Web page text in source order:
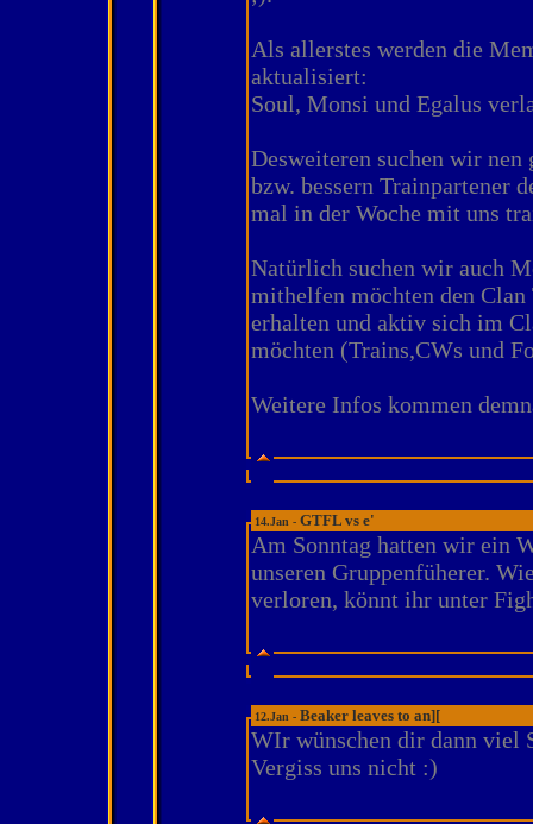
Als allerstes werden die
aktualisiert:
Soul, Monsi und Egalus
Desweiteren suchen wir nen
bzw. bessern Trainpartener
mal in der Woche mit uns
Natürlich suchen wir auch
mithelfen möchten den Clan
erhalten und aktiv sich im
möchten (Trains,CWs und
Weitere Infos kommen
14.Jan - GTFL vs e'
Am Sonntag hatten wir ein
unseren Gruppenfüherer.
verloren, könnt ihr unter
12.Jan - Beaker leaves to an][
WIr wünschen dir dann viel
Vergiss uns nicht :)